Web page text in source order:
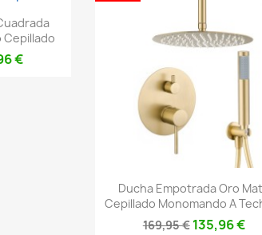
Cepillado
€
Vista rápida
Ducha Empotrada Oro
Cepillado Monomando A
169,95 € 135,96 €